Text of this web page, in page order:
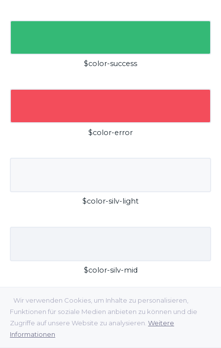
Wir verwenden Cookies, um Inhalte zu personalisieren,
Funktionen für soziale Medien anbieten zu können und die
Zugriffe auf unsere Website zu analysieren. Weitere
Informationen
$color-success
$color-error
$color-silv-light
$color-silv-mid